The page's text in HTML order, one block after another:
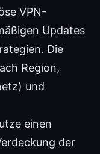
VPN-
Updates
Die
Region,
und
einen
der